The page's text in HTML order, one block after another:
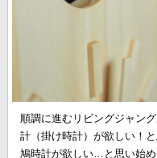
順調に進むリビングジャン
計（掛け時計）が欲しい！
鳩時計が欲しい…と思い始